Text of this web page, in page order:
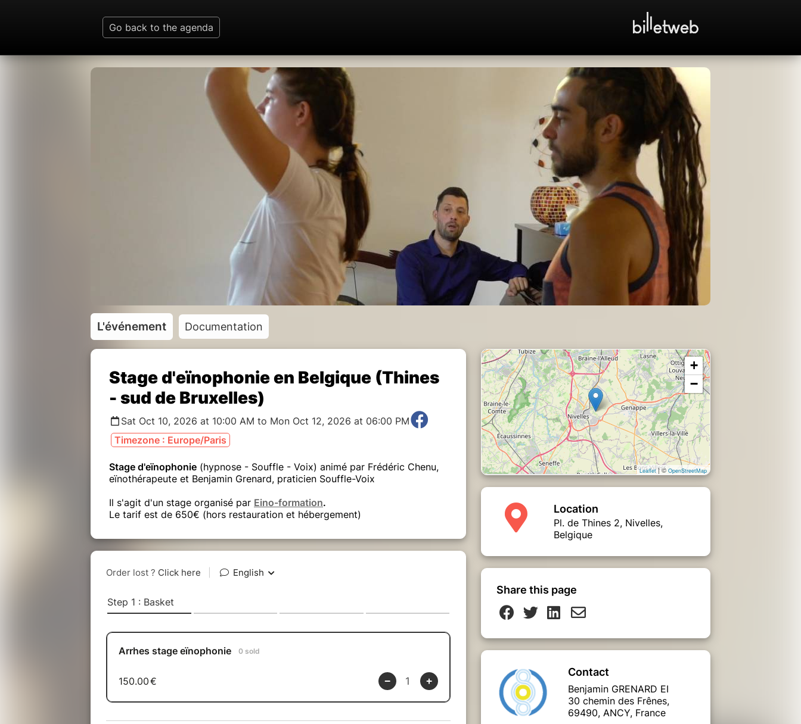
Go back to the agenda
L'événement Documentation
Stage d'eïnophonie en Belgique (Thines
- sud de Bruxelles)
Sat Oct 10, 2026 at 10:00 AM to Mon Oct 12, 2026 at 06:00 PM
Timezone : Europe/Paris
Stage d'eïnophonie (hypnose - Souffle - Voix) animé par Frédéric Chenu,
eïnothérapeute et Benjamin Grenard, praticien Souffle-Voix
Il s'agit d'un stage organisé par Eino-formation.
Le tarif est de 650€ (hors restauration et hébergement)
+
−
Leaflet| © OpenStreetMap
Location
Pl. de Thines 2, Nivelles,
Belgique
Share this page
Contact
Benjamin GRENARD EI
30 chemin des Frênes,
69490, ANCY, France